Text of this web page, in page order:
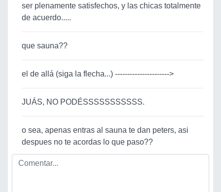
ser plenamente satisfechos, y las chicas totalmente
de acuerdo.....
que sauna??
el de allá (siga la flecha...) ---------------------->
JUÁS, NO PODÉSSSSSSSSSSS.
o sea, apenas entras al sauna te dan peters, asi
despues no te acordas lo que paso??